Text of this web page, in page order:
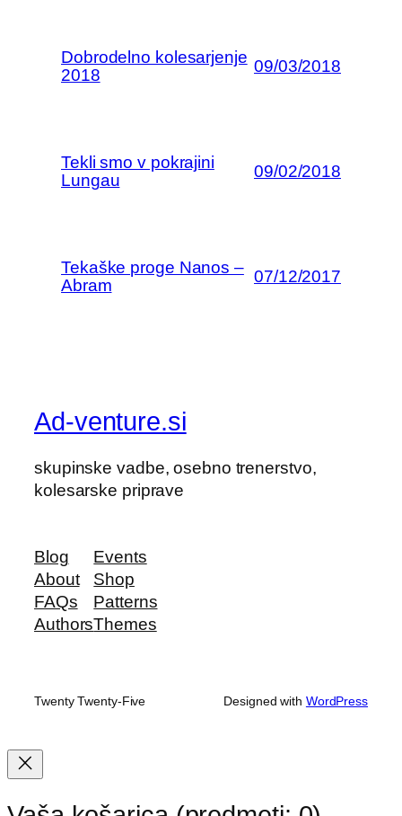
Dobrodelno kolesarjenje
2018
09/03/2018
Tekli smo v pokrajini
Lungau
09/02/2018
Tekaške proge Nanos –
Abram
07/12/2017
Ad-venture.si
skupinske vadbe, osebno trenerstvo,
kolesarske priprave
Blog
About
FAQs
Authors
Events
Shop
Patterns
Themes
Twenty Twenty-Five Designed with WordPress